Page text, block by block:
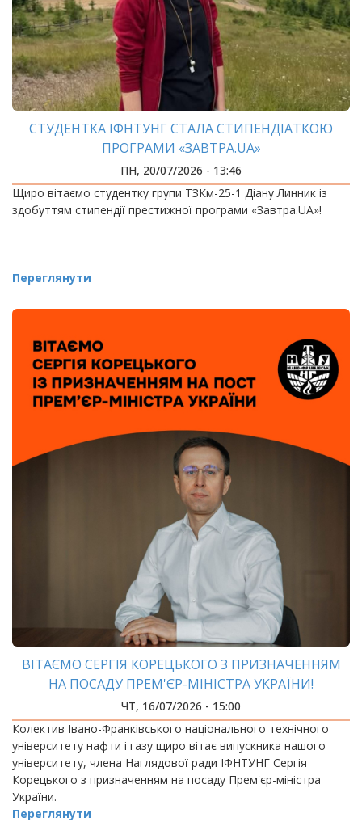
СТУДЕНТКА ІФНТУНГ СТАЛА СТИПЕНДІАТКОЮ
ПРОГРАМИ «ЗАВТРА.UA»
ПН, 20/07/2026 - 13:46
Щиро вітаємо студентку групи ТЗКм-25-1 Діану Линник із
здобуттям стипендії престижної програми «Завтра.UA»!
Переглянути
ВІТАЄМО СЕРГІЯ КОРЕЦЬКОГО З ПРИЗНАЧЕННЯМ
НА ПОСАДУ ПРЕМ'ЄР-МІНІСТРА УКРАЇНИ!
ЧТ, 16/07/2026 - 15:00
Колектив Івано-Франківського національного технічного
університету нафти і газу щиро вітає випускника нашого
університету, члена Наглядової ради ІФНТУНГ Сергія
Корецького з призначенням на посаду Прем'єр-міністра
України.
Переглянути